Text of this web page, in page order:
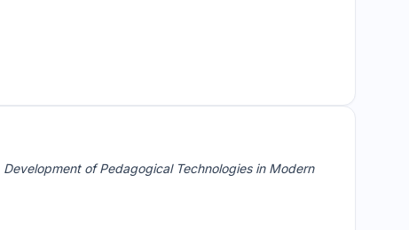
Development of Pedagogical Technologies in Modern